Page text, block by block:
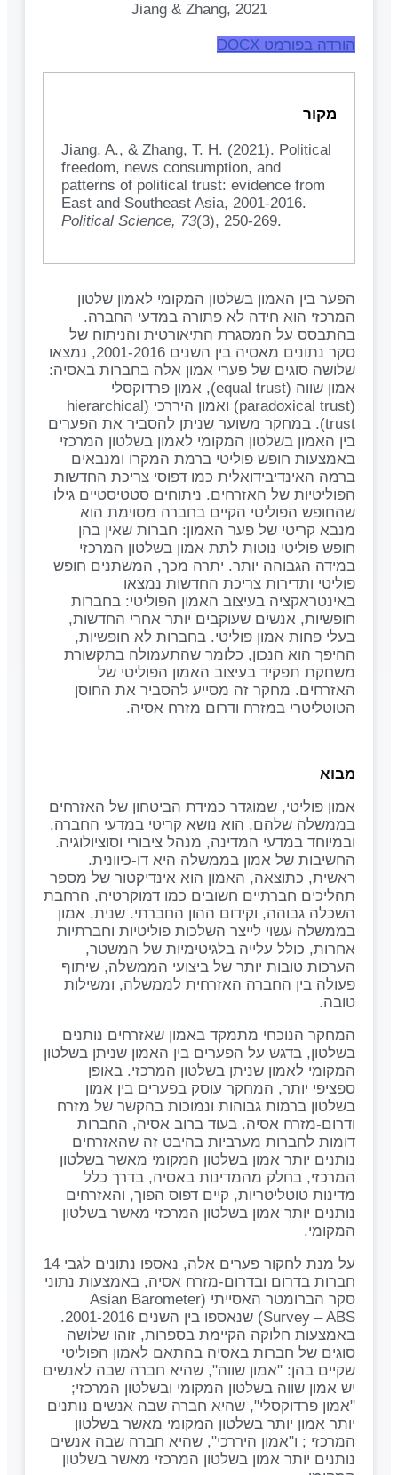
Jiang & Zhang, 2021
הורדה בפורמט DOCX
מקור
Jiang, A., & Zhang, T. H. (2021). Political
freedom, news consumption, and
patterns of political trust: evidence from
East and Southeast Asia, 2001-2016.
Political Science, 73
הפער בין האמון בשלטון המקומי לאמון שלטון
המרכזי הוא חידה לא פתורה במדעי החברה.
בהתבסס על המסגרת התיאורטית והניתוח של
סקר נתונים מאסיה בין השנים 2001-2016, נמצאו
שלושה סוגים של פערי אמון אלה בחברות באסיה:
אמון שווה (equal trust), אמון פרדוקסלי
(paradoxical trust) ואמון היררכי (hierarchical
trust). במחקר משוער שניתן להסביר את הפערים
בין האמון בשלטון המקומי לאמון בשלטון המרכזי
באמצעות חופש פוליטי ברמת המקרו ומנבאים
ברמה האינדיבידואלית כמו דפוסי צריכת החדשות
הפוליטיות של האזרחים. ניתוחים סטטיסטיים גילו
שהחופש הפוליטי הקיים בחברה מסוימת הוא
מנבא קריטי של פער האמון: חברות שאין בהן
חופש פוליטי נוטות לתת אמון בשלטון המרכזי
במידה הגבוהה יותר. יתרה מכך, המשתנים חופש
פוליטי ותדירות צריכת החדשות נמצאו
באינטראקציה בעיצוב האמון הפוליטי: בחברות
חופשיות, אנשים שעוקבים יותר אחרי החדשות,
בעלי פחות אמון פוליטי. בחברות לא חופשיות,
ההיפך הוא הנכון, כלומר שהתעמולה בתקשורת
משחקת תפקיד בעיצוב האמון הפוליטי של
האזרחים. מחקר זה מסייע להסביר את החוסן
הטוטליטרי במזרח ודרום מזרח אסיה.
מבוא
אמון פוליטי, שמוגדר כמידת הביטחון של האזרחים
בממשלה שלהם, הוא נושא קריטי במדעי החברה,
ובמיוחד במדעי המדינה, מנהל ציבורי וסוציולוגיה.
החשיבות של אמון בממשלה היא דו-כיוונית.
ראשית, כתוצאה, האמון הוא אינדיקטור של מספר
תהליכים חברתיים חשובים כמו דמוקרטיה, הרחבת
השכלה גבוהה, וקידום ההון החברתי. שנית, אמון
בממשלה עשוי לייצר השלכות פוליטיות וחברתיות
אחרות, כולל עלייה בלגיטימיות של המשטר,
הערכות טובות יותר של ביצועי הממשלה, שיתוף
פעולה בין החברה האזרחית לממשלה, ומשילות
טובה.
המחקר הנוכחי מתמקד באמון שאזרחים נותנים
בשלטון, בדגש על הפערים בין האמון שניתן בשלטון
המקומי לאמון שניתן בשלטון המרכזי. באופן
ספציפי יותר, המחקר עוסק בפערים בין אמון
בשלטון ברמות גבוהות ונמוכות בהקשר של מזרח
ודרום-מזרח אסיה. בעוד ברוב אסיה, החברות
דומות לחברות מערביות בהיבט זה שהאזרחים
נותנים יותר אמון בשלטון המקומי מאשר בשלטון
המרכזי, בחלק מהמדינות באסיה, בדרך כלל
מדינות טוטליטריות, קיים דפוס הפוך, והאזרחים
נותנים יותר אמון בשלטון המרכזי מאשר בשלטון
המקומי.
על מנת לחקור פערים אלה, נאספו נתונים לגבי 14
חברות בדרום ובדרום-מזרח אסיה, באמצעות נתוני
סקר הברומטר האסייתי (Asian Barometer
Survey – ABS) שנאספו בין השנים 2001-2016.
באמצעות חלוקה הקיימת בספרות, זוהו שלושה
סוגים של חברות באסיה בהתאם לאמון הפוליטי
שקיים בהן: "אמון שווה", שהיא חברה שבה לאנשים
יש אמון שווה בשלטון המקומי ובשלטון המרכזי;
"אמון פרדוקסלי", שהיא חברה שבה אנשים נותנים
יותר אמון יותר בשלטון המקומי מאשר בשלטון
המרכזי ; ו"אמון היררכי", שהיא חברה שבה אנשים
נותנים יותר אמון בשלטון המרכזי מאשר בשלטון